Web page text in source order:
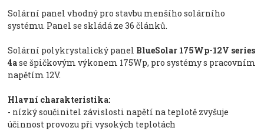
Solární panel vhodný pro stavbu menšího solárního
systému. Panel se skládá ze 36 článků.
Solární polykrystalický panel BlueSolar 175Wp-12V series
4ase špičkovým výkonem 175Wp, pro systémy s pracovním
napětím 12V.
Hlavní charakteristika:
- nízký součinitel závislosti napětí na teplotě zvyšuje
účinnost provozu při vysokých teplotách